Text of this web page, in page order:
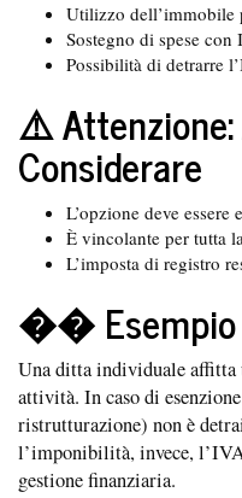
Utilizzo
Sostegno di spese
Possibilità di detrarre
⚠️
Considerare
L’opzione deve essere
È vincolante per tutta
L’imposta di registro
�� Esempio
Una ditta individuale affitta
attività. In caso di
ristrutturazione) non è
l’imponibilità, invece,
gestione finanziaria.